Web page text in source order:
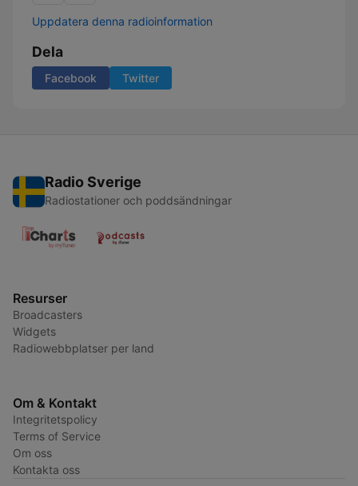
Uppdatera denna radioinformation
Dela
Facebook Twitter
Radio Sverige
Radiostationer och poddsändningar
Resurser
Broadcasters
Widgets
Radiowebbplatser per land
Om & Kontakt
Integritetspolicy
Terms of Service
Om oss
Kontakta oss